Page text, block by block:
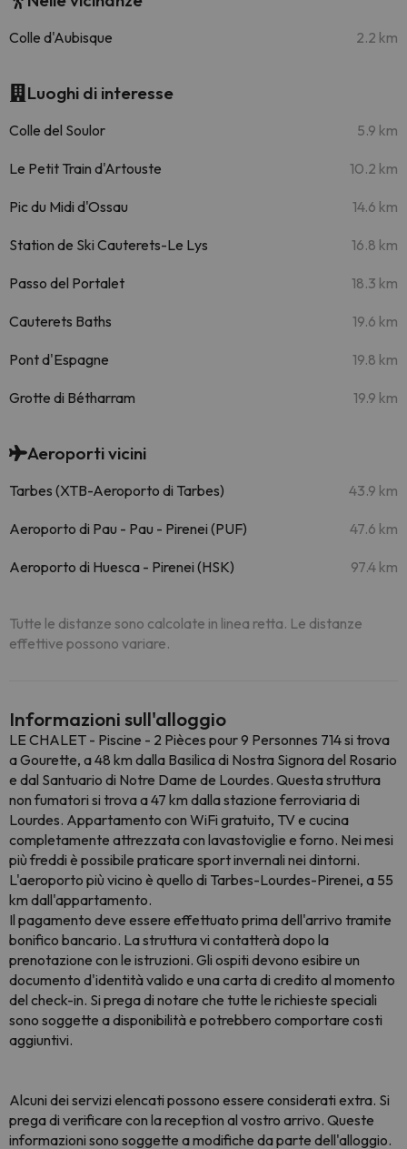
Colle d'Aubisque 2.2 km
Luoghi di interesse
Colle del Soulor 5.9 km
Le Petit Train d'Artouste 10.2 km
Pic du Midi d'Ossau 14.6 km
Station de Ski Cauterets-Le Lys 16.8 km
Passo del Portalet 18.3 km
Cauterets Baths 19.6 km
Pont d'Espagne 19.8 km
Grotte di Bétharram 19.9 km
Aeroporti vicini
Tarbes (XTB-Aeroporto di Tarbes) 43.9 km
Aeroporto di Pau - Pau - Pirenei (PUF) 47.6 km
Aeroporto di Huesca - Pirenei (HSK) 97.4 km
Tutte le distanze sono calcolate in linea retta. Le distanze
effettive possono variare.
Informazioni sull'alloggio
LE CHALET - Piscine - 2 Pièces pour 9 Personnes 714 si trova
a Gourette, a 48 km dalla Basilica di Nostra Signora del Rosario
e dal Santuario di Notre Dame de Lourdes. Questa struttura
non fumatori si trova a 47 km dalla stazione ferroviaria di
Lourdes. Appartamento con WiFi gratuito, TV e cucina
completamente attrezzata con lavastoviglie e forno. Nei mesi
più freddi è possibile praticare sport invernali nei dintorni.
L'aeroporto più vicino è quello di Tarbes-Lourdes-Pirenei, a 55
km dall'appartamento.
Il pagamento deve essere effettuato prima dell'arrivo tramite
bonifico bancario. La struttura vi contatterà dopo la
prenotazione con le istruzioni. Gli ospiti devono esibire un
documento d'identità valido e una carta di credito al momento
del check-in. Si prega di notare che tutte le richieste speciali
sono soggette a disponibilità e potrebbero comportare costi
aggiuntivi.
Alcuni dei servizi elencati possono essere considerati extra. Si
prega di verificare con la reception al vostro arrivo. Queste
informazioni sono soggette a modifiche da parte dell'alloggio.